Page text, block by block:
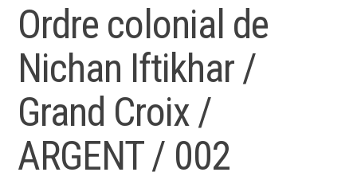
Ordre colonial de
Nichan Iftikhar /
Grand Croix /
ARGENT / 002